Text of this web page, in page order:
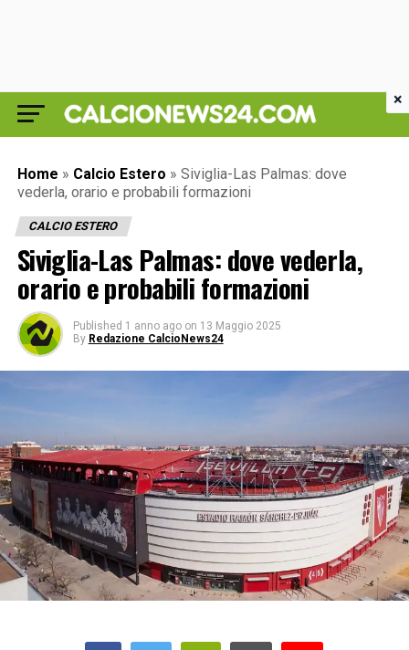
Home » Calcio Estero » Siviglia-Las Palmas: dove
vederla, orario e probabili formazioni
CALCIO ESTERO
Siviglia-Las Palmas: dove vederla,
orario e probabili formazioni
Published 1 anno ago on 13 Maggio 2025
By Redazione CalcioNews24
×